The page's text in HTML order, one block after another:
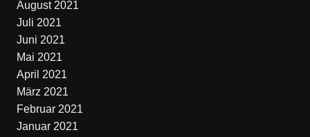
August 2021
Juli 2021
Juni 2021
Mai 2021
April 2021
März 2021
Februar 2021
Januar 2021